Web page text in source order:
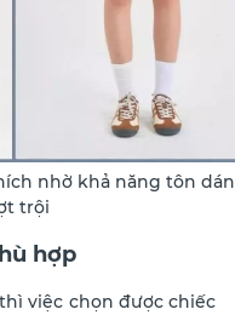
nhờ khả năng tôn
trội
hợp
thì việc chọn được chiếc